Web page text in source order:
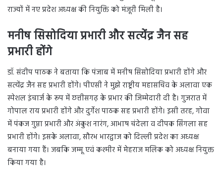
राज्यों में नए प्रदेश अध्यक्ष की नियुक्ति को मंजूरी मिली है।
मनीष सिसोदिया प्रभारी और सत्येंद्र जैन सह
प्रभारी होंगे
डॉ. संदीप पाठक ने बताया कि पंजाब में मनीष सिसोदिया प्रभारी होंगे और
सत्येंद्र जैन सह प्रभारी होंगे। पीएसी ने मुझे राष्ट्रीय महासचिव के अलावा एक
स्पेशल इंचार्ज के रूप में छत्तीसगढ़ के प्रभार की जिम्मेदारी दी है। गुजरात में
गोपाल राय प्रभारी होंगे और दुर्गेश पाठक सह प्रभारी होंगे। इसी तरह, गोवा
में पंकज गुप्ता प्रभारी और अंकुश नारंग, आभाष चंदेला व दीपक सिंगला सह
प्रभारी होंगे। इसके अलावा, सौरभ भारद्वाज को दिल्ली प्रदेश का अध्यक्ष
बनाया गया हैं। जबकि जम्मू एवं कश्मीर में मेहराज मलिक को अध्यक्ष नियुक्त
किया गया है।